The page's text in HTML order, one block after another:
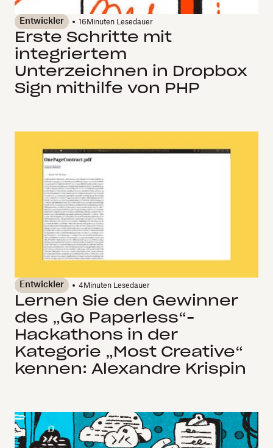
Entwickler 16 Minuten Lesedauer
Erste Schritte mit
integriertem
Unterzeichnen in Dropbox
Sign mithilfe von PHP
Entwickler 4 Minuten Lesedauer
Lernen Sie den Gewinner
des „Go Paperless“-
Hackathons in der
Kategorie „Most Creative“
kennen: Alexandre Krispin